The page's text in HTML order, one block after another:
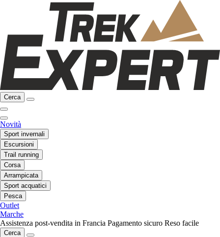
Cerca
Novità
Sport invernali
Escursioni
Trail running
Corsa
Arrampicata
Sport acquatici
Pesca
Outlet
Marche
Assistenza post-vendita in Francia Pagamento sicuro Reso facile
Cerca